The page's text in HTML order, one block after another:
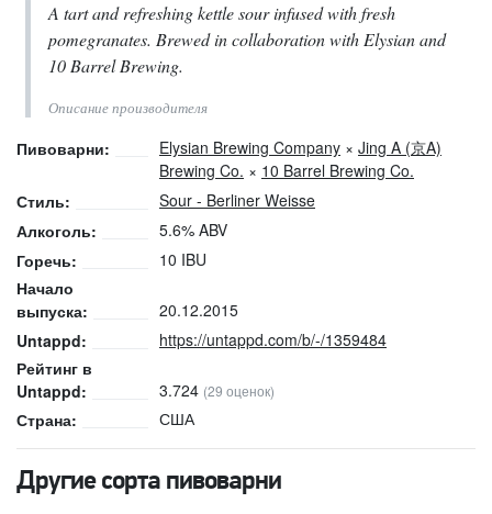
A tart and refreshing kettle sour infused with fresh
pomegranates. Brewed in collaboration with Elysian and
10 Barrel Brewing.
Описание производителя
Пивоварни: Elysian Brewing Company × Jing A (京A)
Brewing Co. × 10 Barrel Brewing Co.
Стиль:
Sour - Berliner Weisse
Алкоголь:
5.6% ABV
Горечь:
10 IBU
Начало
выпуска:
20.12.2015
Untappd:
https://untappd.com/b/-/1359484
Рейтинг в
Untappd:
3.724 (29 оценок)
Страна: США
Другие сорта пивоварни